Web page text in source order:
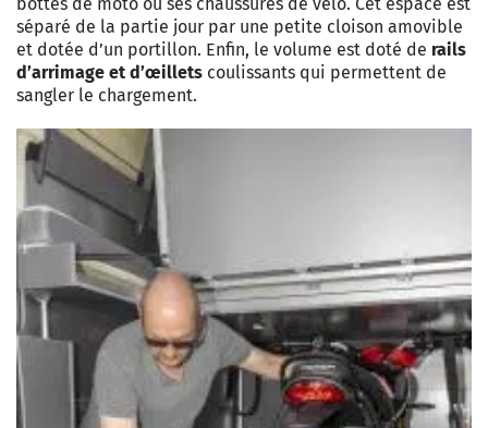
séparé de la partie jour par une petite cloison amovible
et dotée d’un portillon. Enfin, le volume est doté de rails
d’arrimage et d’œillets coulissants qui permettent de
sangler le chargement.